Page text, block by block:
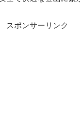
スポンサーリンク